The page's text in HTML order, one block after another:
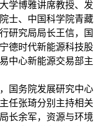
学博雅讲席教授、发
士、中国科学院青藏
研究局局长王信，国
德时代新能源科技股
中心新能源交易部主
国务院发展研究中心
任张琦分别主持相关
长余军，资源与环境